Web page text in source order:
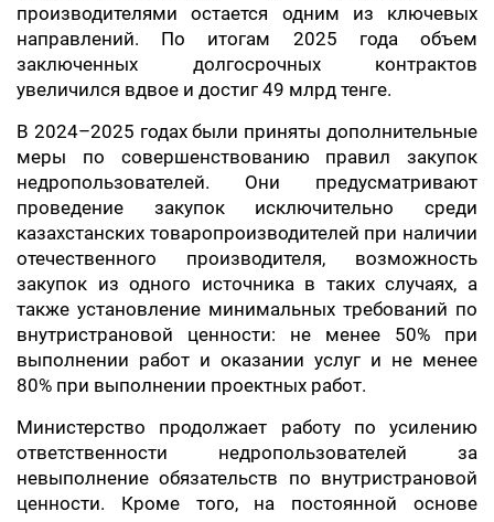
производителями остается одним из ключевых
направлений. По итогам 2025 года объем
заключенных долгосрочных контрактов
увеличился вдвое и достиг 49 млрд тенге.
В 2024–2025 годах были приняты дополнительные
меры по совершенствованию правил закупок
недропользователей. Они предусматривают
проведение закупок исключительно среди
казахстанских товаропроизводителей при наличии
отечественного производителя, возможность
закупок из одного источника в таких случаях, а
также установление минимальных требований по
внутристрановой ценности: не менее 50% при
выполнении работ и оказании услуг и не менее
80% при выполнении проектных работ.
Министерство продолжает работу по усилению
ответственности недропользователей за
невыполнение обязательств по внутристрановой
ценности. Кроме того, на постоянной основе